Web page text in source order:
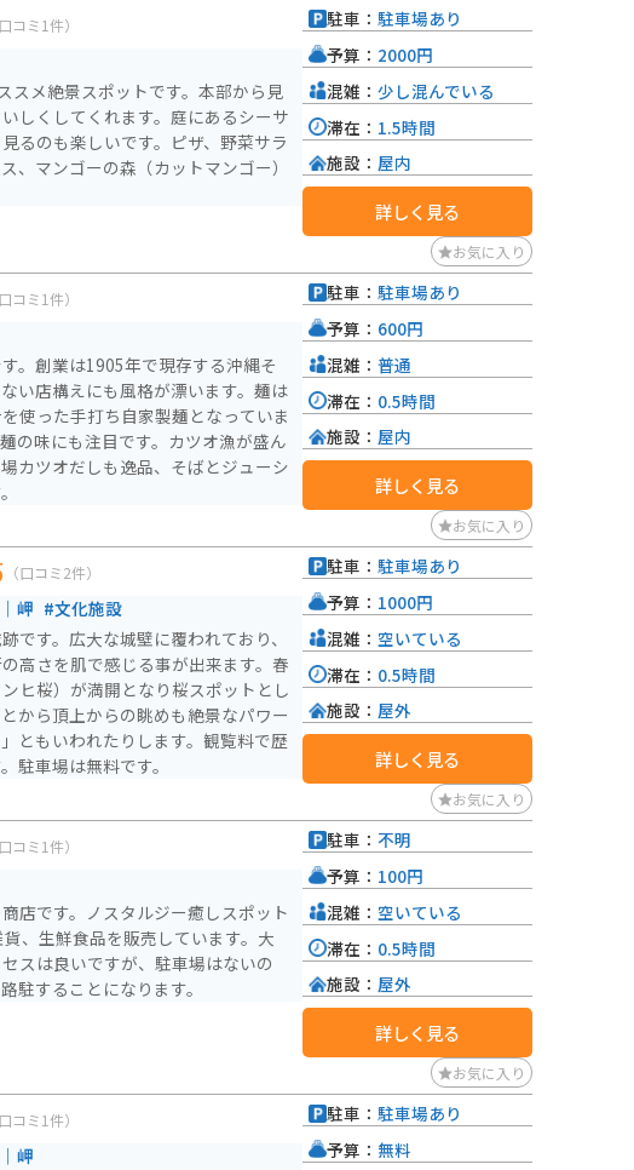
口コミ1件）
スメ絶景スポットです。本部から見
しくしてくれます。庭にあるシーサ
るのも楽しいです。ピザ、野菜サラ
、マンゴーの森（カットマンゴー）
駐車： 駐車場あり
予算： 2000円
混雑： 少し混んでいる
滞在： 1.5時間
施設： 屋内
詳しく見る
お気に入り
口コミ1件）
。創業は1905年で現存する沖縄そ
い店構えにも風格が漂います。麺は
使った手打ち自家製麺となっていま
の味にも注目です。カツオ漁が盛ん
カツオだしも逸品、そばとジューシ
駐車： 駐車場あり
予算： 600円
混雑： 普通
滞在： 0.5時間
施設： 屋内
詳しく見る
お気に入り
（口コミ2件）
岬 #文化施設
です。広大な城壁に覆われており、
高さを肌で感じる事が出来ます。春
ヒ桜）が満開となり桜スポットとし
から頂上からの眺めも絶景なパワー
ともいわれたりします。観覧料で歴
駐車場は無料です。
駐車： 駐車場あり
予算： 1000円
混雑： 空いている
滞在： 0.5時間
施設： 屋外
詳しく見る
お気に入り
口コミ1件）
店です。ノスタルジー癒しスポット
、生鮮食品を販売しています。大
スは良いですが、駐車場はないの
駐することになります。
駐車： 不明
予算： 100円
混雑： 空いている
滞在： 0.5時間
施設： 屋外
詳しく見る
お気に入り
口コミ1件）
岬
駐車： 駐車場あり
予算： 無料